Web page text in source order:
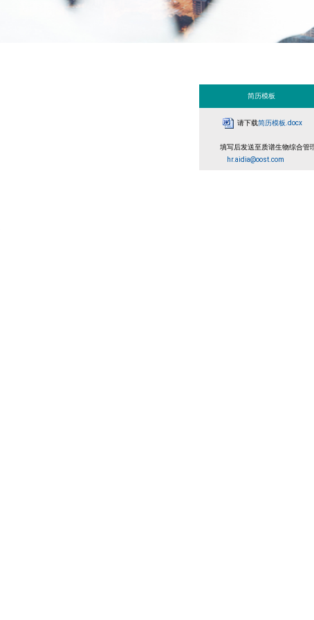
简历模板
请下载简历模板.docx
填写后发送至质谱生物综合管
hr.aidia@oost.com